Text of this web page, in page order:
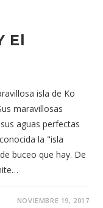
El
isla de Ko
maravillosas
aguas perfectas
la "isla
buceo que hay. De
NOVIEMBRE 19, 2017